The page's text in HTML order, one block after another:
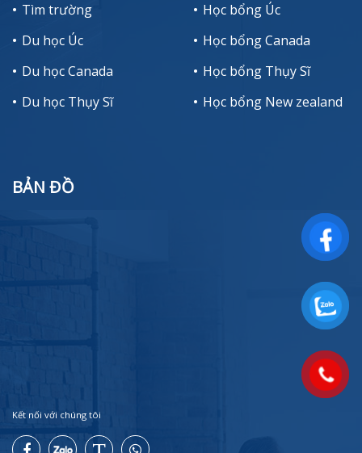
Tìm trường
Du học Úc
Du học Canada
Du học Thụy Sĩ
Học bổng Úc
Học bổng Canada
Học bổng Thụy Sĩ
Học bổng New zealand
BẢN ĐỒ
Kết nối với chúng tôi